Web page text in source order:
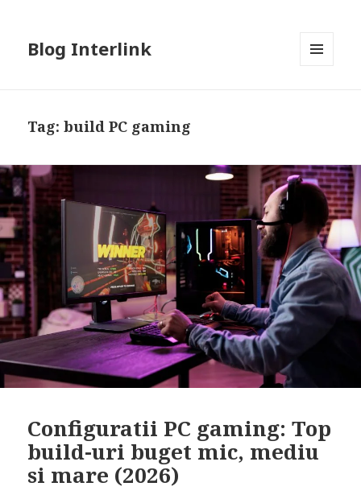
Blog Interlink
Tag:build PC gaming
Configuratii PC gaming: Top
build-uri buget mic, mediu
si mare (2026)